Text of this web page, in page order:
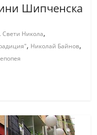
Шипченска
Свети Никола,
, Николай Байнов,